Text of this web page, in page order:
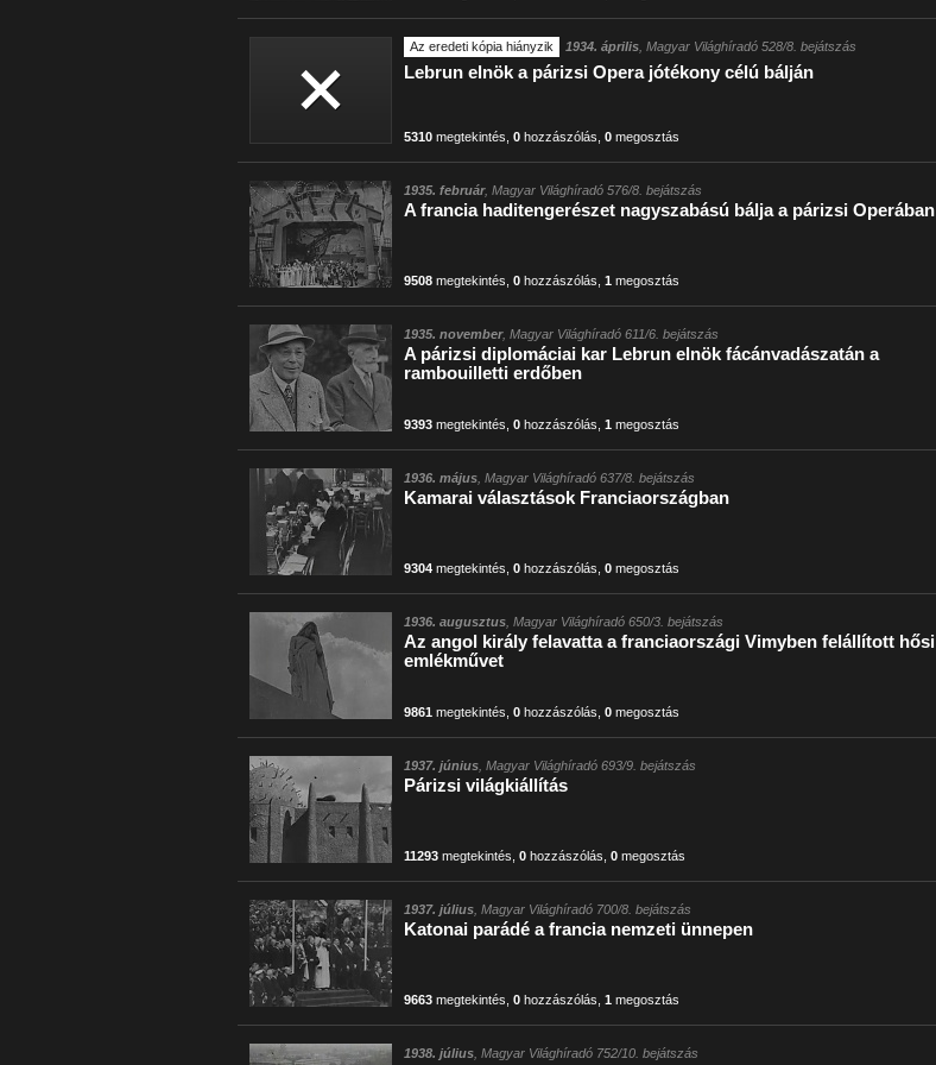
Az eredeti kópia hiányzik 1934. április, Magyar Világhíradó 528/8. bejátszás
Lebrun elnök a párizsi Opera jótékony célú bálján
5310megtekintés 0hozzászólás 0megosztás
1935. február, Magyar Világhíradó 576/8. bejátszás
A francia haditengerészet nagyszabású bálja a párizsi Operában
9508megtekintés 0hozzászólás 1 megosztás
1935. november, Magyar Világhíradó 611/6. bejátszás
A párizsi diplomáciai kar Lebrun elnök fácánvadászatán a
rambouilletti erdőben
9393megtekintés 0hozzászólás 1 megosztás
1936. május, Magyar Világhíradó 637/8. bejátszás
Kamarai választások Franciaországban
9304megtekintés 0hozzászólás 0megosztás
1936. augusztus, Magyar Világhíradó 650/3. bejátszás
Az angol király felavatta a franciaországi Vimyben felállított hősi
emlékművet
9861 megtekintés 0hozzászólás 0megosztás
1937. június, Magyar Világhíradó 693/9. bejátszás
Párizsi világkiállítás
11293megtekintés 0hozzászólás 0megosztás
1937. július, Magyar Világhíradó 700/8. bejátszás
Katonai parádé a francia nemzeti ünnepen
9663megtekintés 0hozzászólás 1 megosztás
1938. július, Magyar Világhíradó 752/10. bejátszás